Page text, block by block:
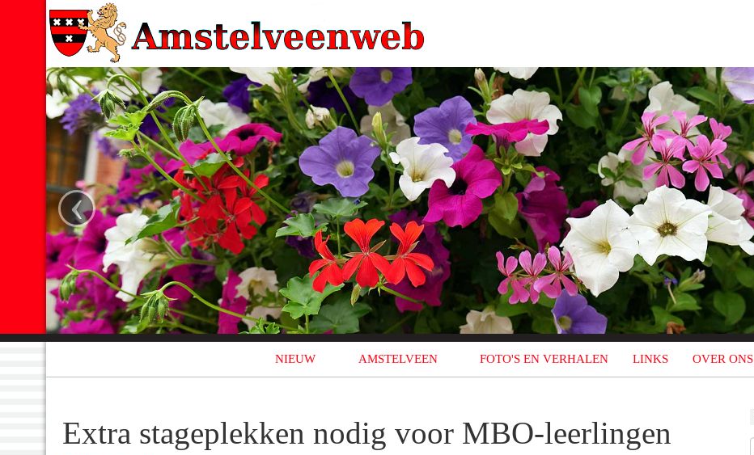
‹
NIEUW AMSTELVEEN FOTO'S EN VERHALEN LINKS OVER ONS
Extra stageplekken nodig voor MBO-leerlingen